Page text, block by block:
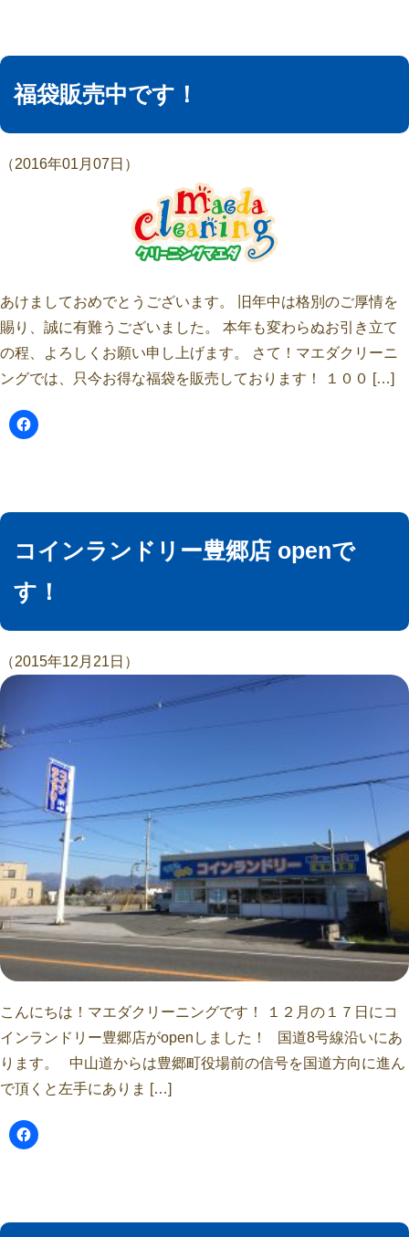
福袋販売中です！
（2016年01月07日）
あけましておめでとうございます。 旧年中は格別のご厚情を
賜り、誠に有難うございました。 本年も変わらぬお引き立て
の程、よろしくお願い申し上げます。 さて！マエダクリーニ
ングでは、只今お得な福袋を販売しております！ １００ […]
コインランドリー豊郷店 openで
す！
（2015年12月21日）
こんにちは！マエダクリーニングです！ １２月の１７日にコ
インランドリー豊郷店がopenしました！ 国道8号線沿いにあ
ります。 中山道からは豊郷町役場前の信号を国道方向に進ん
で頂くと左手にありま […]